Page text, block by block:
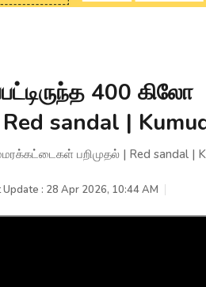
400 கிலோ
sandal |
பறிமுதல் | Red sandal |
Update : 28 Apr 2026, 10:44 AM